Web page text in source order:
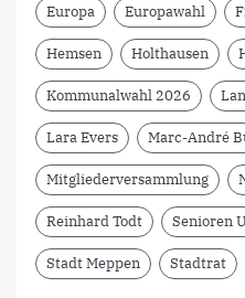
Europa Europawahl
Hemsen Holthausen
Kommunalwahl 2026
Lara Evers Marc-André
Mitgliederversammlung
Reinhard Todt Senioren
Stadt Meppen Stadtrat